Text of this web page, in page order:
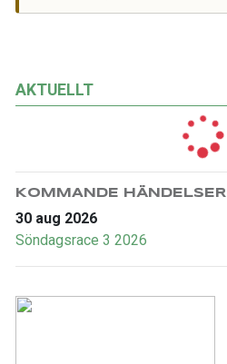
AKTUELLT
KOMMANDE HÄNDELSER
30 aug 2026
Söndagsrace 3 2026